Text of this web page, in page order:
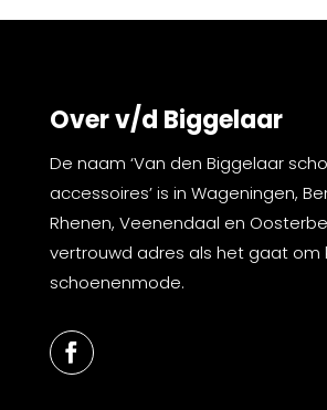
Over v/d Biggelaar
De naam ‘Van den Biggelaar
accessoires’ is in Wageningen,
Rhenen, Veenendaal en
vertrouwd adres als het gaat om
schoenenmode.